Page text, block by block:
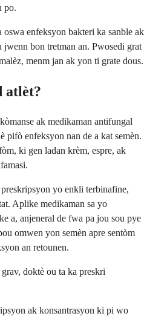
po.
enfeksyon bakteri ka sanble ak
jwenn bon tretman an. Pwosedi grat
menm jan ak yon ti grate dous.
atlèt?
ak medikaman antifungal
pifò enfeksyon nan de a kat semèn.
ki gen ladan krèm, espre, ak
yo enkli terbinafine,
Aplike medikaman sa yo
a, anjeneral de fwa pa jou sou pye
omwen yon semèn apre sentòm
an retounen.
doktè ou ta ka preskri
ak konsantrasyon ki pi wo